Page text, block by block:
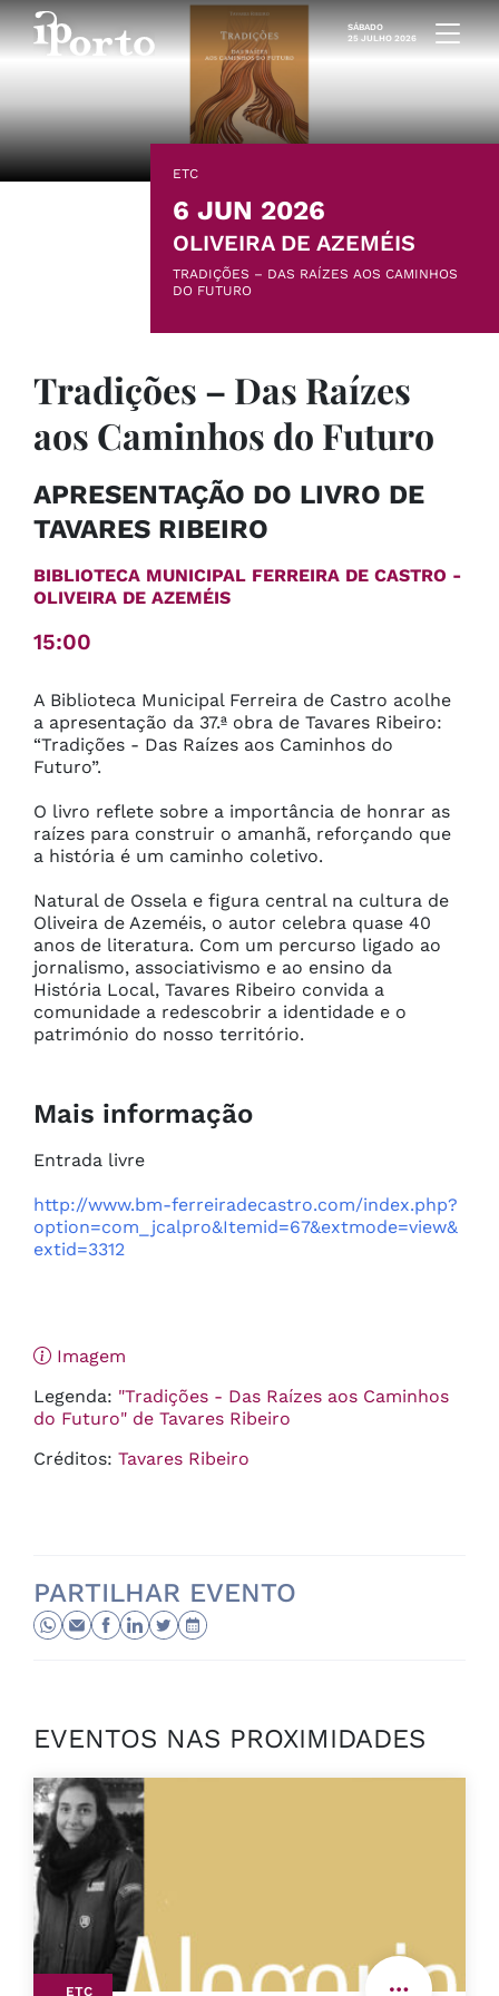
Saltar para o conteúdo
SÁBADO
25 JULHO 2026
ETC
6 JUN 2026
OLIVEIRA DE AZEMÉIS
TRADIÇÕES – DAS RAÍZES AOS CAMINHOS
DO FUTURO
Tradições – Das Raízes
aos Caminhos do Futuro
APRESENTAÇÃO DO LIVRO DE
TAVARES RIBEIRO
BIBLIOTECA MUNICIPAL FERREIRA DE CASTRO -
OLIVEIRA DE AZEMÉIS
15:00
A Biblioteca Municipal Ferreira de Castro acolhe
a apresentação da 37.ª obra de Tavares Ribeiro:
“Tradições - Das Raízes aos Caminhos do
Futuro”.
O livro reflete sobre a importância de honrar as
raízes para construir o amanhã, reforçando que
a história é um caminho coletivo.
Natural de Ossela e figura central na cultura de
Oliveira de Azeméis, o autor celebra quase 40
anos de literatura. Com um percurso ligado ao
jornalismo, associativismo e ao ensino da
História Local, Tavares Ribeiro convida a
comunidade a redescobrir a identidade e o
património do nosso território.
Mais informação
Entrada livre
http://www.bm-ferreiradecastro.com/index.php?
option=com_jcalpro&Itemid=67&extmode=view&
extid=3312
Imagem
Legenda: "Tradições - Das Raízes aos Caminhos
do Futuro" de Tavares Ribeiro
Créditos: Tavares Ribeiro
PARTILHAR EVENTO
EVENTOS NAS PROXIMIDADES
ETC